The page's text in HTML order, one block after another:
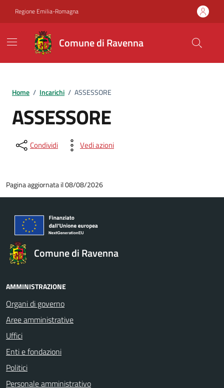
Regione Emilia-Romagna
Comune di Ravenna
Home / Incarichi / ASSESSORE
ASSESSORE
Condividi Vedi azioni
Pagina aggiornata il 08/08/2026
Comune di Ravenna
AMMINISTRAZIONE
Organi di governo
Aree amministrative
Uffici
Enti e fondazioni
Politici
Personale amministrativo